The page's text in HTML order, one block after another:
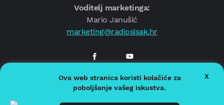
Voditelj marketinga:
Mario Janušić
marketing@radiosisak.hr
© 2026.Radio Sisak
Politika privatnosti
Ova web stranica koristi kolačiće za
poboljšanje vašeg iskustva.
X